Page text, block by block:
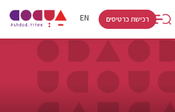
EN
HE
רכישת כרטיסים